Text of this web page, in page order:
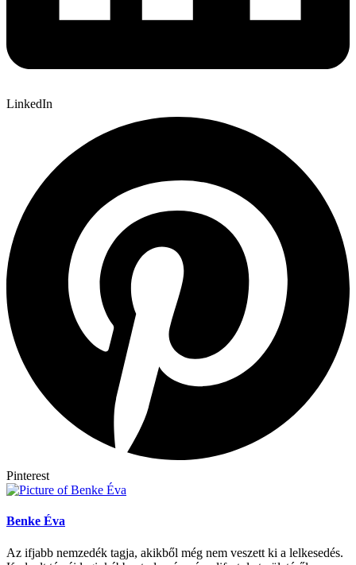
LinkedIn
Pinterest
Benke Éva
Az ifjabb nemzedék tagja, akikből még nem veszett ki a lelkesedés.